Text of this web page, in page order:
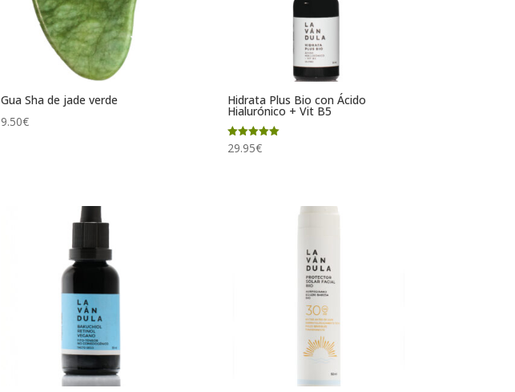
Gua Sha de jade verde
9.50€
Hidrata Plus Bio con Ácido
Hialurónico + Vit B5
Valorado
con
29.95€